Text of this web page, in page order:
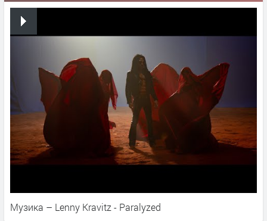
Музика – Lenny Kravitz - Paralyzed